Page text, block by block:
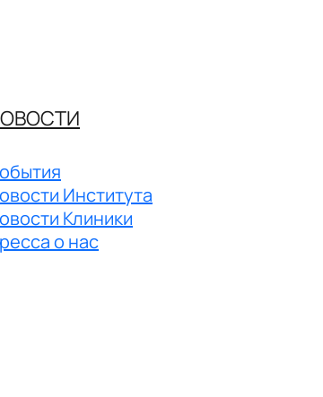
Института
Клиники
о нас